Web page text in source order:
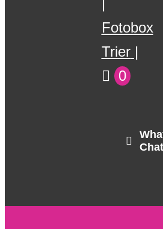
Fotobox
Trier
0
Chat